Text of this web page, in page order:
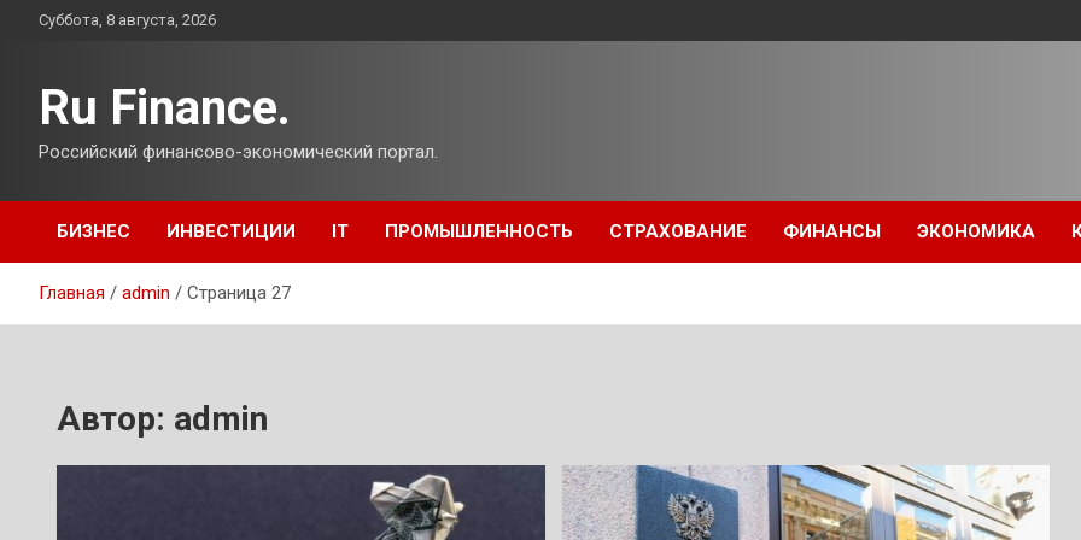
ПерейтиСуббота, 8 августа, 2026
Ru Finance.
Российский финансово-экономический портал.
БИЗНЕС ИНВЕСТИЦИИ IT ПРОМЫШЛЕННОСТЬ СТРАХОВАНИЕ ФИНАНСЫ ЭКОНОМИКА
Главная admin Страница 27
Автор: admin